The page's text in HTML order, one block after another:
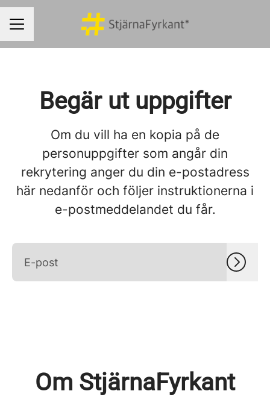
KARRIÄRMENY
Begär ut uppgifter
Om du vill ha en kopia på de
personuppgifter som angår din
rekrytering anger du din e-postadress
här nedanför och följer instruktionerna i
e-postmeddelandet du får.
Om StjärnaFyrkant